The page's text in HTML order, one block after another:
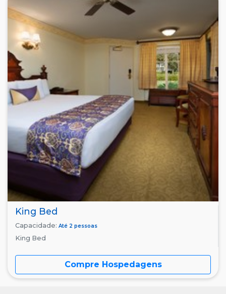
King Bed
Capacidade: Até 2 pessoas
King Bed
Compre Hospedagens